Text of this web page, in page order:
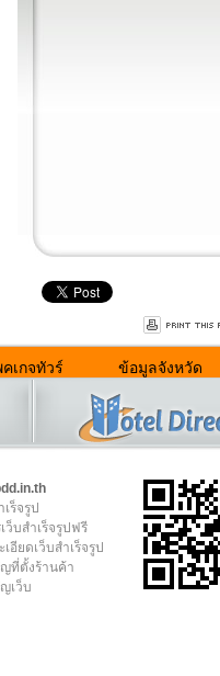
เกจทัวร์ ข้อมูลจังหวัด
เร็จรูป
ว็บสำเร็จรูปฟรี
เอียดเว็บสำเร็จรูป
ที่ตั้งร้านค้า
เว็บ